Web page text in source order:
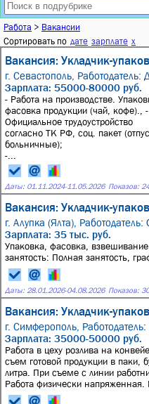
Работа > Вакансии
Сортировать по дате зарплате x
Вакансия: Укладчик-
г. Севастополь,
Зарплата: 55000-80000 руб.
- Работа на производстве.
фасовка продукции (чай, кофе)., -
Официальное трудоустройство
согласно ТК РФ, соц. пакет
больничные);
-...
Даты: 01.11.2024-11.05.2026 Показов:
Вакансия: Укладчик-
г. Алупка (Ялта),
Зарплата: 35 тыс. руб.
Упаковка, фасовка, взвешивание
занятость: Полная занятость,
Даты: 28.01.2026-04.08.2026 Показов:
Вакансия: Укладчик-
г. Симферополь,
Зарплата: 35000-50000 руб.
Работа в цеху розлива на
съем готовой продукции в паки,
литра. При съеме с линии
Работа физически напряженная.